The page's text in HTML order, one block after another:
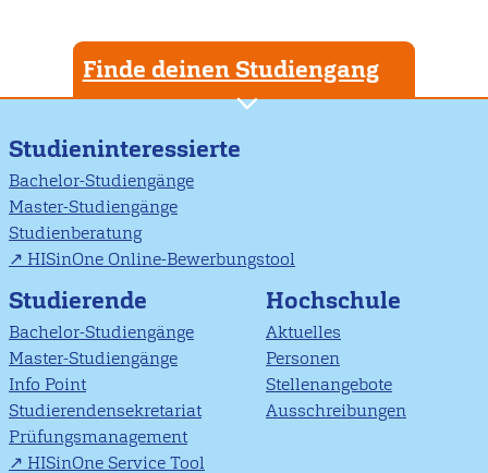
Finde deinen Studiengang
Studieninteressierte
Bachelor-Studiengänge
Master-Studiengänge
Studienberatung
HISinOne Online-Bewerbungstool
Studierende
Bachelor-Studiengänge
Master-Studiengänge
Info Point
Studierendensekretariat
Prüfungsmanagement
HISinOne Service Tool
Hochschule
Aktuelles
Personen
Stellenangebote
Ausschreibungen